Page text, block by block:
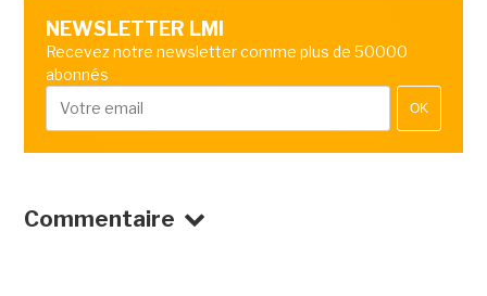
NEWSLETTER LMI
Recevez notre newsletter comme plus de 50000
abonnés
OK
Commentaire